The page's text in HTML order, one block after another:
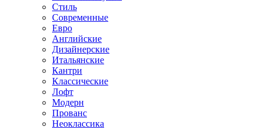
Стиль
Современные
Евро
Английские
Дизайнерские
Итальянские
Кантри
Классические
Лофт
Модерн
Прованс
Неоклассика